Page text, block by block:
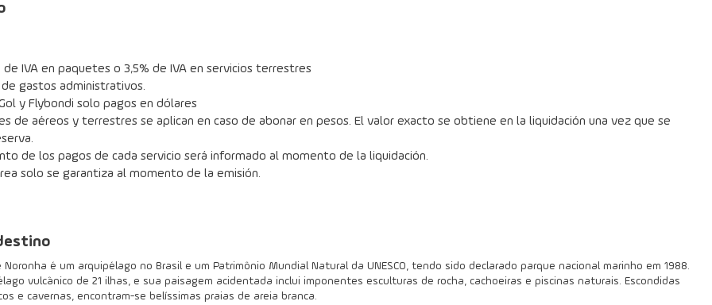
de IVA en paquetes o 3,5% de IVA en servicios terrestres
de gastos administrativos.
Gol y Flybondi solo pagos en dólares
de aéreos y terrestres se aplican en caso de abonar en pesos. El valor exacto se obtiene en la liquidación una vez que se
de los pagos de cada servicio será informado al momento de la liquidación.
solo se garantiza al momento de la emisión.
Noronha é um arquipélago no Brasil e um Patrimônio Mundial Natural da UNESCO, tendo sido declarado parque nacional marinho em 1988.
vulcânico de 21 ilhas, e sua paisagem acidentada inclui imponentes esculturas de rocha, cachoeiras e piscinas naturais. Escondidas
e cavernas, encontram-se belíssimas praias de areia branca.